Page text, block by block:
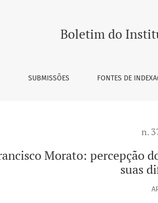
Boletim do
SUBMISSÕES FONTES DE
n.
Morato: percepção
suas